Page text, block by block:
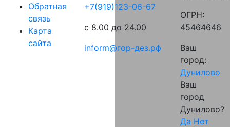
Обратная
связь
Карта
сайта
‪+7(919)123-06-67‬‬
с 8.00 до 24.00
inform@гор-дез.рф
ОГРН:
45464646
Ваш
город:
Дунилово
Ваш
город
Дунилово?
Да Нет